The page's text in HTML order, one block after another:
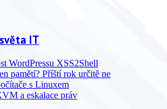
IT
WordPressu XSS2Shell
pamětí? Příští rok určitě ne
s Linuxem
a eskalace práv